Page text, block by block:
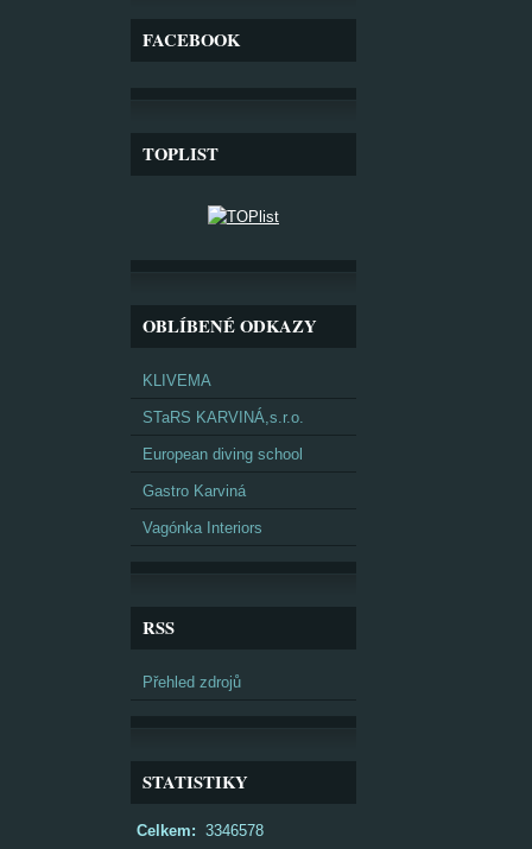
FACEBOOK
TOPLIST
OBLÍBENÉ ODKAZY
KLIVEMA
STaRS KARVINÁ,s.r.o.
European diving school
Gastro Karviná
Vagónka Interiors
RSS
Přehled zdrojů
STATISTIKY
Celkem: 3346578